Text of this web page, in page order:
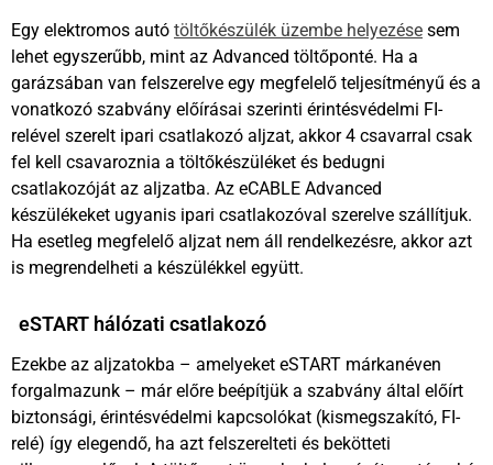
Egy elektromos autó töltőkészülék üzembe helyezése sem
lehet egyszerűbb, mint az Advanced töltőponté. Ha a
garázsában van felszerelve egy megfelelő teljesítményű és a
vonatkozó szabvány előírásai szerinti érintésvédelmi FI-
relével szerelt ipari csatlakozó aljzat, akkor 4 csavarral csak
fel kell csavaroznia a töltőkészüléket és bedugni
csatlakozóját az aljzatba. Az eCABLE Advanced
készülékeket ugyanis ipari csatlakozóval szerelve szállítjuk.
Ha esetleg megfelelő aljzat nem áll rendelkezésre, akkor azt
is megrendelheti a készülékkel együtt.
eSTART hálózati csatlakozó
Ezekbe az aljzatokba – amelyeket eSTART márkanéven
forgalmazunk – már előre beépítjük a szabvány által előírt
biztonsági, érintésvédelmi kapcsolókat (kismegszakító, FI-
relé) így elegendő, ha azt felszerelteti és bekötteti